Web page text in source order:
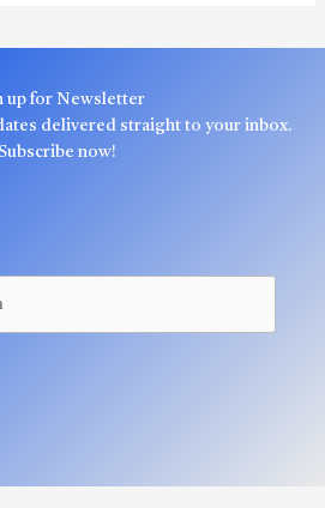
up for Newsletter
delivered straight to your inbox.
Subscribe now!